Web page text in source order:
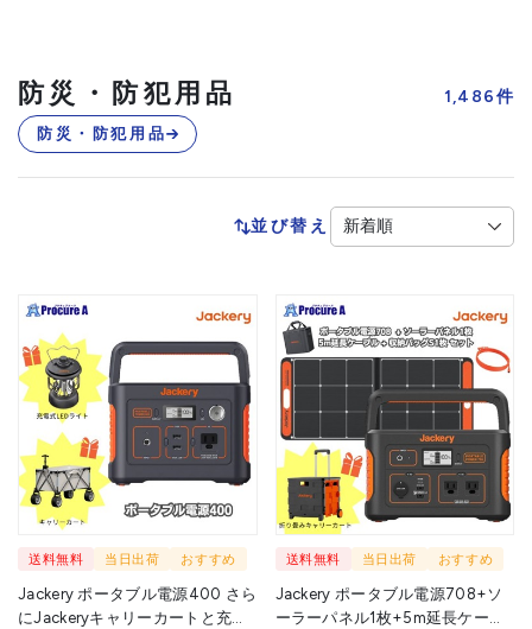
防災・防犯用品 1,486件
防災・防犯用品
並び替え
送料無料 当日出荷 おすすめ
Jackery ポータブル電源400 さら
にJackeryキャリーカートと充電
送料無料 当日出荷 おすすめ
Jackery ポータブル電源708+ソ
ーラーパネル1枚+5m延長ケーブ